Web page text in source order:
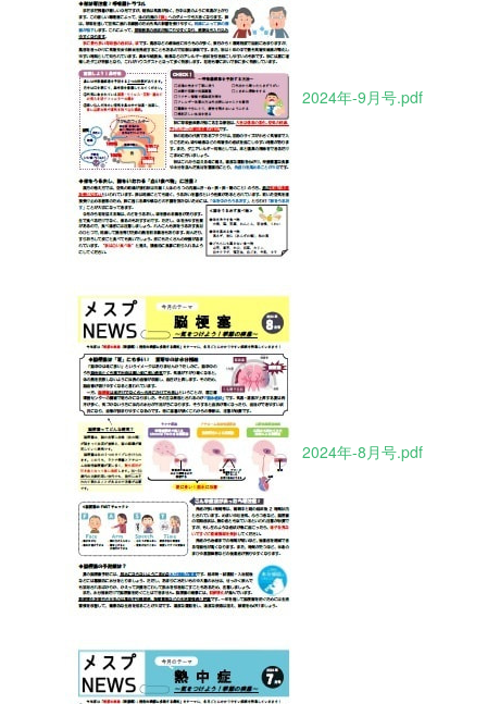
2024年-9月号.pdf
2024年-8月号.pdf